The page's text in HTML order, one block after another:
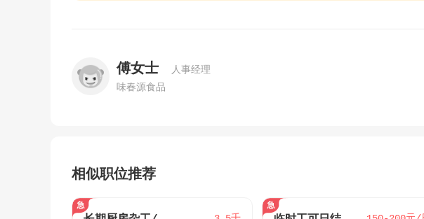
傅女士
人事经理
味春源食品
相似职位推荐